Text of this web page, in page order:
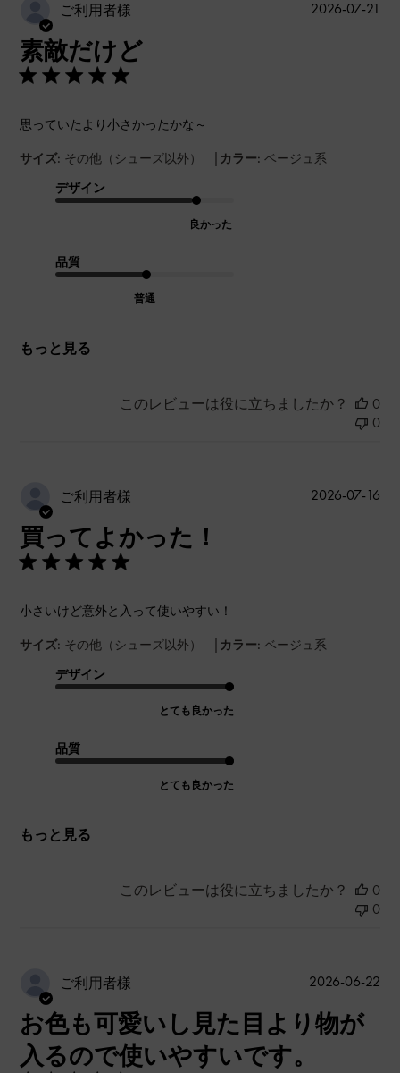
ご利用者様
素敵だけど
思っていたより小さかったかな～
サイズ: その他（シューズ以外） | カラー: ベージュ系
デザイン
良かった
品質
普通
もっと見る
2026-07-21
このレビューは役に立ちましたか？
0
0
ご利用者様
買ってよかった！
小さいけど意外と入って使いやすい！
サイズ: その他（シューズ以外） | カラー: ベージュ系
デザイン
とても良かった
品質
とても良かった
もっと見る
公
2026-07-16
このレビューは役に立ちましたか？
0
0
ご利用者様
お色も可愛いし見た目より物が
入るので使いやすいです。
公
2026-06-22